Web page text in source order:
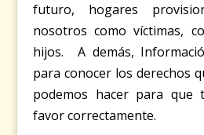
futuro, hogares
nosotros como víctimas,
hijos. A demás,
para conocer los derechos
podemos hacer para que
favor correctamente.